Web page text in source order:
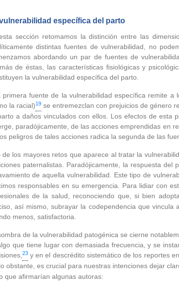
específica del parto
sección retomamos la distinción entre las
distintas fuentes de vulnerabilidad, no
abordando un par de fuentes de
de éstas, las características fisiológicas y
la vulnerabilidad específica del parto.
primera fuente de la vulnerabilidad específica remite
la racial)19se entremezclan con prejuicios de género
a daños vinculados con ellos. Los efectos de esta
paradójicamente, de las acciones emprendidas en
peligros de tales acciones radica la segunda de las
de los mayores retos que aparece al tratar la
paternalistas. Paradójicamente, la respuesta
de aquella vulnerabilidad. Este tipo de
responsables en su emergencia. Para lidiar con
de la salud, reconociendo que, si bien
así mismo, subrayar la codependencia que
menos, satisfactoria.
de la vulnerabilidad patogénica se cierne
que tiene lugar con demasiada frecuencia, y se
23y en el descrédito sistemático de los reportes
obstante, es crucial para nuestras intenciones dejar
que afirmarían algunas autoras: